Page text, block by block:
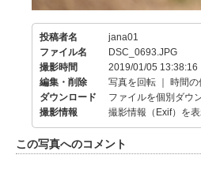
投稿者名
jana01
ファイル名
DSC_0693.JPG
撮影時間
2019/01/05 13:38:16
編集・削除
写真を回転 時間の
ダウンロード
ファイルを個別ダウ
撮影情報
撮影情報（Exif）を
この写真へのコメント